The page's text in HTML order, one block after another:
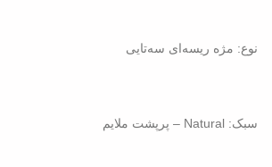
نوع: مژه ریسه‌ای سه‌تایی
سبک: Natural – پرپشت ملایم